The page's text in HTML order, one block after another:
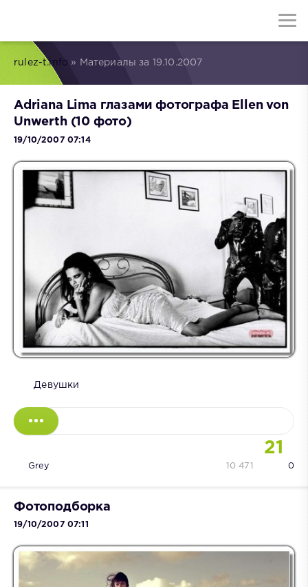
rulez-t.info » Материалы за 19.10.2007
Adriana Lima глазами фотографа Ellen von
Unwerth (10 фото)
19/10/2007 07:14
Девушки
21
Grey 0
10 471
Фотоподборка
19/10/2007 07:11